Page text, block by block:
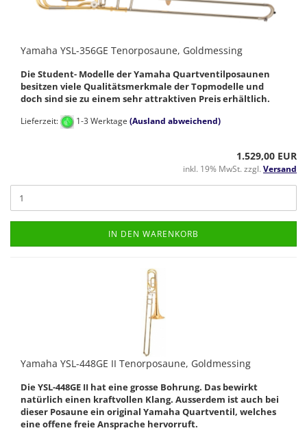
Yamaha YSL-356GE Tenorposaune, Goldmessing
Die Student- Modelle der Yamaha Quartventilposaunen
besitzen viele Qualitätsmerkmale der Topmodelle und
doch sind sie zu einem sehr attraktiven Preis erhältlich.
Lieferzeit: 1-3 Werktage (Ausland abweichend)
1.529,00 EUR
inkl. 19% MwSt. zzgl. Versand
IN DEN WARENKORB
Yamaha YSL-448GE II Tenorposaune, Goldmessing
Die YSL-448GE II hat eine grosse Bohrung. Das bewirkt
natürlich einen kraftvollen Klang. Ausserdem ist auch bei
dieser Posaune ein original Yamaha Quartventil, welches
eine offene freie Ansprache hervorruft.